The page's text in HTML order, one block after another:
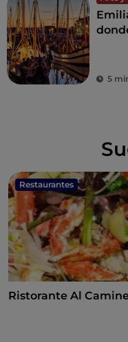
5
Restaurantes
Ristorante Al